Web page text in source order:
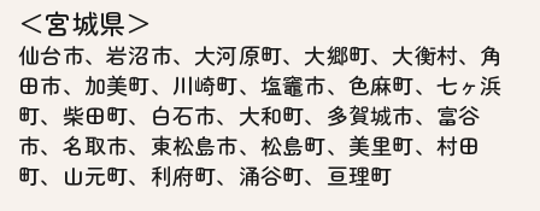
作業を実施します。お客さまの気になる箇所を中心
に丁寧な作業を心がけます。
＜宮城県＞
仙台市、岩沼市、大河原町、大郷町、大衡村、角
田市、加美町、川崎町、塩竈市、色麻町、七ヶ浜
町、柴田町、白石市、大和町、多賀城市、富谷
市、名取市、東松島市、松島町、美里町、村田
町、山元町、利府町、涌谷町、亘理町